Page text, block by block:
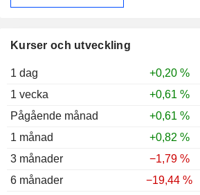
Kurser och utveckling
1 dag
+0,20 %
1 vecka
+0,61 %
Pågående månad
+0,61 %
1 månad
+0,82 %
3 månader
−1,79 %
6 månader
−19,44 %